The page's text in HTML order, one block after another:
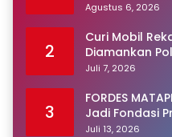
Warga Binaan
Agustus 6, 2026
2
Curi Mobil
Diamankan
Juli 7, 2026
3
FORDES
Jadi Fondasi
Juli 13, 2026